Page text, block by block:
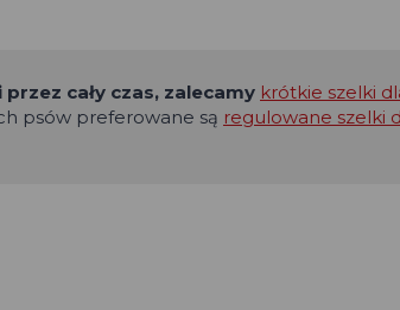
cały czas, zalecamy krótkie szelki
psów preferowane są regulowane szelki